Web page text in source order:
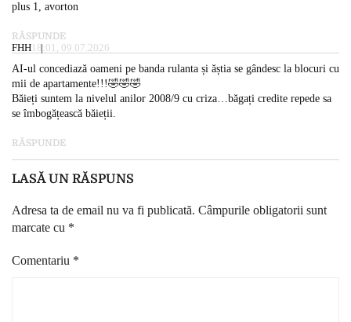
plus 1, avorton
RĂSPUNDE
FHH18:01, 09.07.2026
AI-ul concediază oameni pe banda rulanta și ăștia se gândesc la blocuri cu
mii de apartamente!!!🤣🤣🤣
Băieți suntem la nivelul anilor 2008/9 cu criza…băgați credite repede sa
se îmbogățească băieții.
RĂSPUNDE
LASĂ UN RĂSPUNS
Adresa ta de email nu va fi publicată. Câmpurile obligatorii sunt
marcate cu *
Comentariu *